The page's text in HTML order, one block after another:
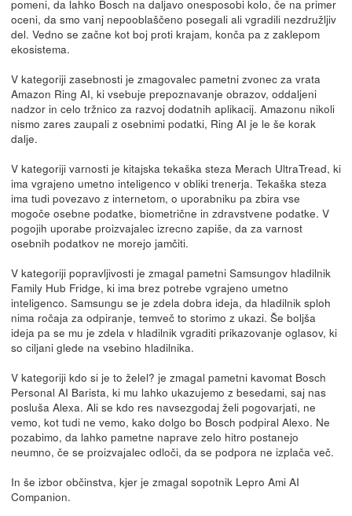
pomeni, da lahko Bosch na daljavo onesposobi kolo, če na primer
oceni, da smo vanj nepooblaščeno posegali ali vgradili nezdružljiv
del. Vedno se začne kot boj proti krajam, konča pa z zaklepom
ekosistema.
V kategoriji zasebnosti je zmagovalec pametni zvonec za vrata
Amazon Ring AI, ki vsebuje prepoznavanje obrazov, oddaljeni
nadzor in celo tržnico za razvoj dodatnih aplikacij. Amazonu nikoli
nismo zares zaupali z osebnimi podatki, Ring AI je le še korak
dalje.
V kategoriji varnosti je kitajska tekaška steza Merach UltraTread, ki
ima vgrajeno umetno inteligenco v obliki trenerja. Tekaška steza
ima tudi povezavo z internetom, o uporabniku pa zbira vse
mogoče osebne podatke, biometrične in zdravstvene podatke. V
pogojih uporabe proizvajalec izrecno zapiše, da za varnost
osebnih podatkov ne morejo jamčiti.
V kategoriji popravljivosti je zmagal pametni Samsungov hladilnik
Family Hub Fridge, ki ima brez potrebe vgrajeno umetno
inteligenco. Samsungu se je zdela dobra ideja, da hladilnik sploh
nima ročaja za odpiranje, temveč to storimo z ukazi. Še boljša
ideja pa se mu je zdela v hladilnik vgraditi prikazovanje oglasov, ki
so ciljani glede na vsebino hladilnika.
V kategoriji kdo si je to želel? je zmagal pametni kavomat Bosch
Personal AI Barista, ki mu lahko ukazujemo z besedami, saj nas
posluša Alexa. Ali se kdo res navsezgodaj želi pogovarjati, ne
vemo, kot tudi ne vemo, kako dolgo bo Bosch podpiral Alexo. Ne
pozabimo, da lahko pametne naprave zelo hitro postanejo
neumno, če se proizvajalec odloči, da se podpora ne izplača več.
In še izbor občinstva, kjer je zmagal sopotnik Lepro Ami AI
Companion.